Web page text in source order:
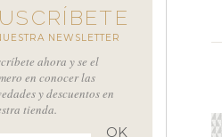
NEWSLETTER
ahora y se el
en conocer las
y descuentos en
tienda.